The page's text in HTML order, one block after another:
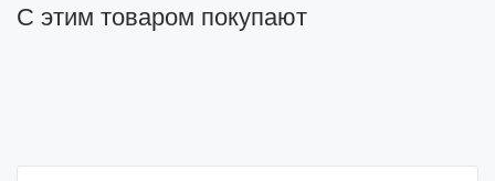
С этим товаром покупают